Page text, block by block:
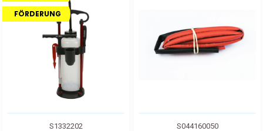
FÖRDERUNG
S1332202
S044160050